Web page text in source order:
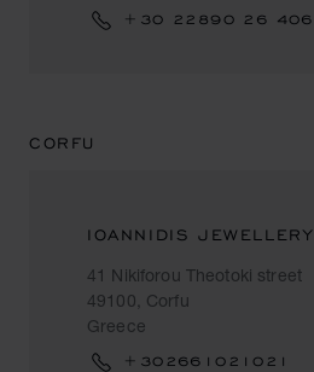
+30 22890 26 406
CORFU
IOANNIDIS JEWELLERY
41 Nikiforou Theotoki street
49100, Corfu
Greece
+302661021021